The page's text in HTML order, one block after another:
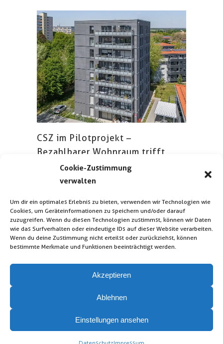
Cookie-Zustimmung
verwalten
Um dir ein optimales Erlebnis zu bieten, verwenden wir Technologien wie
Cookies, um Geräteinformationen zu speichern und/oder darauf
zuzugreifen. Wenn du diesen Technologien zustimmst, können wir Daten
wie das Surfverhalten oder eindeutige IDs auf dieser Website verarbeiten.
Wenn du deine Zustimmung nicht erteilst oder zurückziehst, können
bestimmte Merkmale und Funktionen beeinträchtigt werden.
Akzeptieren
Ablehnen
Einstellungen ansehen
CSZ im Pilotprojekt –
Bezahlbarer Wohnraum trifft
Sicherheit (Fürth)
Brandschutz/Deutschland
Folgen Sie uns auf LinkedIn/ Xing